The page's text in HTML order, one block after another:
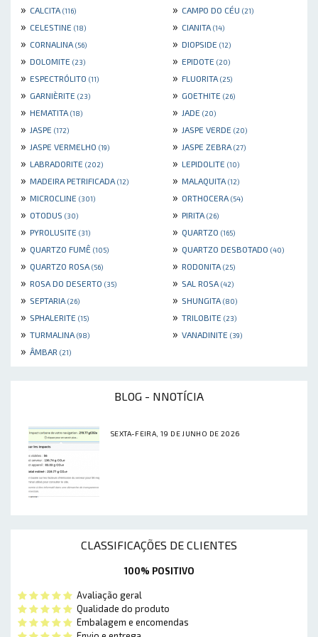
» CALCITA (116) » CAMPO DO CÉU (21)
» CELESTINE (18) » CIANITA (14)
» CORNALINA (56) » DIOPSIDE (12)
» DOLOMITE (23) » EPIDOTE (20)
» ESPECTRÓLITO (11) » FLUORITA (25)
» GARNIÈRITE (23) » GOETHITE (26)
» HEMATITA (18) » JADE (20)
» JASPE (172) » JASPE VERDE (20)
» JASPE VERMELHO (19) » JASPE ZEBRA (27)
» LABRADORITE (202) » LEPIDOLITE (10)
» MADEIRA PETRIFICADA (12) » MALAQUITA (12)
» MICROCLINE (301) » ORTHOCERA (54)
» OTODUS (30) » PIRITA (26)
» PYROLUSITE (31) » QUARTZO (165)
» QUARTZO FUMÊ (105) » QUARTZO DESBOTADO (40)
» QUARTZO ROSA (56) » RODONITA (25)
» ROSA DO DESERTO (35) » SAL ROSA (42)
» SEPTARIA (26) » SHUNGITA (80)
» SPHALERITE (15) » TRILOBITE (23)
» TURMALINA (98) » VANADINITE (39)
» ÂMBAR (21)
BLOG - NNOTÍCIA
SEXTA-FEIRA, 19 DE JUNHO DE 2026
CLASSIFICAÇÕES DE CLIENTES
100% POSITIVO
Avaliação geral
Qualidade do produto
Embalagem e encomendas